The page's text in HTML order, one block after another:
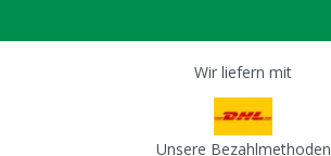
Wir liefern mit
Unsere Bezahlmethoden